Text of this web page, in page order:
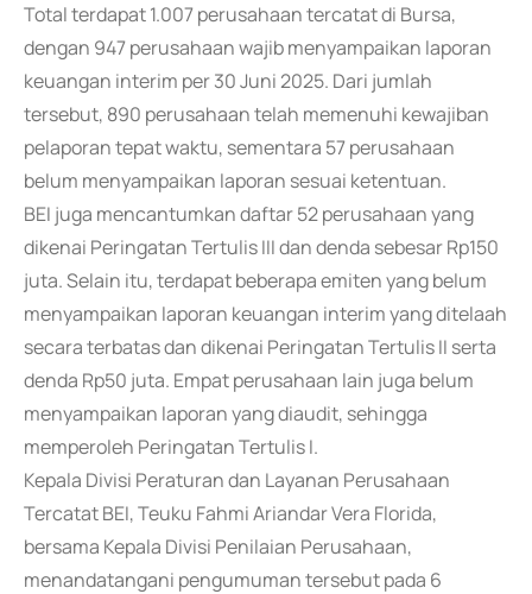
Total terdapat 1.007 perusahaan tercatat di Bursa,
dengan 947 perusahaan wajib menyampaikan laporan
keuangan interim per 30 Juni 2025. Dari jumlah
tersebut, 890 perusahaan telah memenuhi kewajiban
pelaporan tepat waktu, sementara 57 perusahaan
belum menyampaikan laporan sesuai ketentuan.
BEI juga mencantumkan daftar 52 perusahaan yang
dikenai Peringatan Tertulis III dan denda sebesar Rp150
juta. Selain itu, terdapat beberapa emiten yang belum
menyampaikan laporan keuangan interim yang ditelaah
secara terbatas dan dikenai Peringatan Tertulis II serta
denda Rp50 juta. Empat perusahaan lain juga belum
menyampaikan laporan yang diaudit, sehingga
memperoleh Peringatan Tertulis I.
Kepala Divisi Peraturan dan Layanan Perusahaan
Tercatat BEI, Teuku Fahmi Ariandar Vera Florida,
bersama Kepala Divisi Penilaian Perusahaan,
menandatangani pengumuman tersebut pada 6